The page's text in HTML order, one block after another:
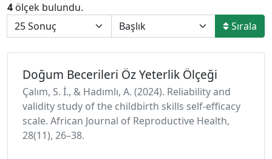
4 ölçek bulundu.
Sırala
Doğum Becerileri Öz Yeterlik Ölçeği
Çalım, S. İ., & Hadımlı, A. (2024). Reliability and
validity study of the childbirth skills self-efficacy
scale. African Journal of Reproductive Health,
28(11), 26–38.